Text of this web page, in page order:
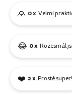
🙏 0 x Velmi
😂 0 x Rozesmál
❤️ 2 x Prostě super!